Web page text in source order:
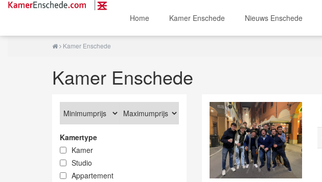
Home Kamer Enschede Nieuws Enschede
Kamer Enschede
Kamer Enschede
Kamertype
Kamer
Studio
Appartement